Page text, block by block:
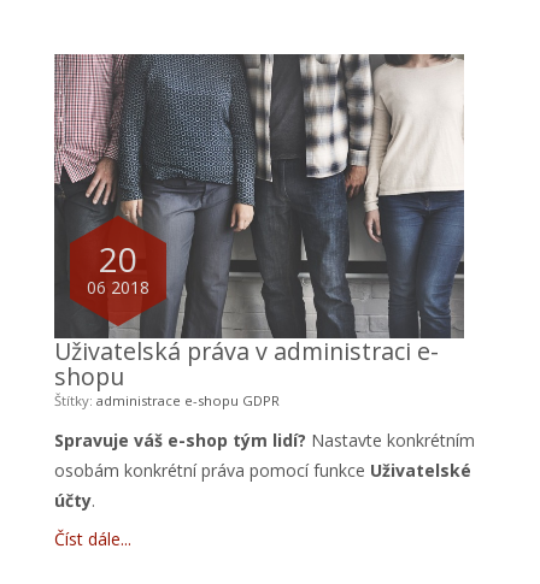
20
06 2018
Uživatelská práva v administraci e-
shopu
Štítky: administrace e-shopu GDPR
Spravuje váš e-shop tým lidí? Nastavte konkrétním
osobám konkrétní práva pomocí funkce Uživatelské
účty.
Číst dále